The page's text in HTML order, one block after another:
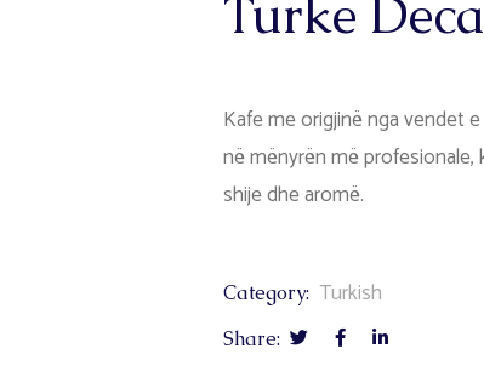
Turke
Kafe me origjinë nga vendet
në mënyrën më
shije dhe aromë.
Category: Turkish
Share: